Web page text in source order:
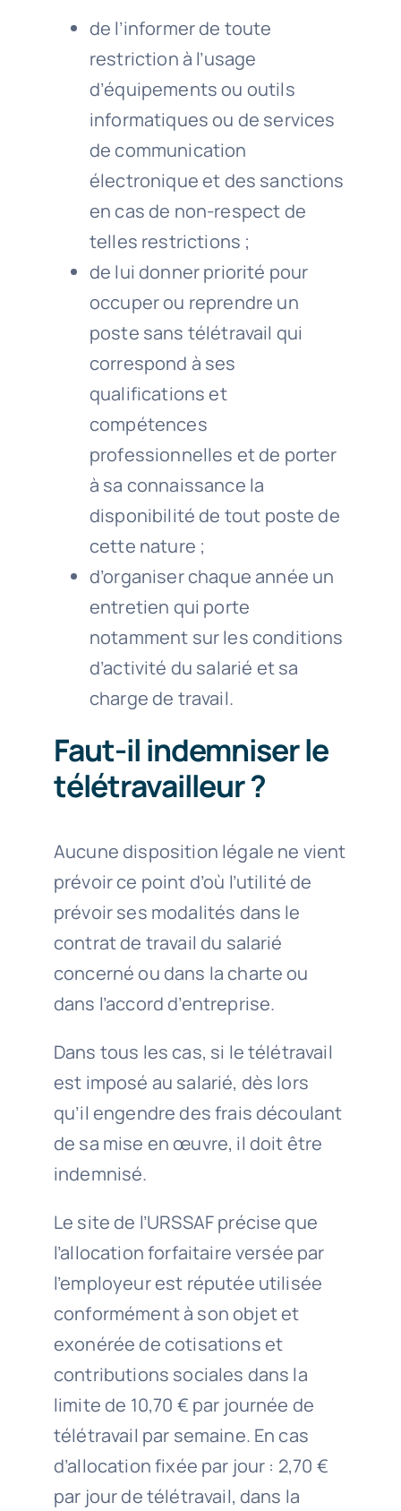
de l’informer de toute
restriction à l’usage
d’équipements ou outils
informatiques ou de services
de communication
électronique et des sanctions
en cas de non-respect de
telles restrictions ;
de lui donner priorité pour
occuper ou reprendre un
poste sans télétravail qui
correspond à ses
qualifications et
compétences
professionnelles et de porter
à sa connaissance la
disponibilité de tout poste de
cette nature ;
d’organiser chaque année un
entretien qui porte
notamment sur les conditions
d’activité du salarié et sa
charge de travail.
Faut-il indemniser le
télétravailleur ?
Aucune disposition légale ne vient
prévoir ce point d’où l’utilité de
prévoir ses modalités dans le
contrat de travail du salarié
concerné ou dans la charte ou
dans l’accord d’entreprise.
Dans tous les cas, si le télétravail
est imposé au salarié, dès lors
qu’il engendre des frais découlant
de sa mise en œuvre, il doit être
indemnisé.
Le site de l’URSSAF précise que
l’allocation forfaitaire versée par
l’employeur est réputée utilisée
conformément à son objet et
exonérée de cotisations et
contributions sociales dans la
limite de 10,70 € par journée de
télétravail par semaine. En cas
d’allocation fixée par jour : 2,70 €
par jour de télétravail, dans la